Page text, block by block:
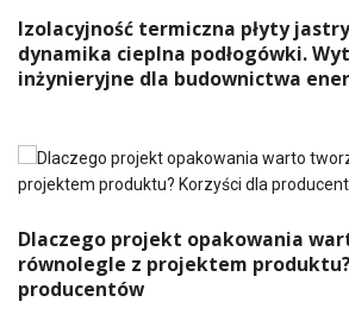
Izolacyjność termiczna płyty
dynamika cieplna podłogówki.
inżynieryjne dla budownictwa
Dlaczego projekt opakowania
równolegle z projektem
producentów